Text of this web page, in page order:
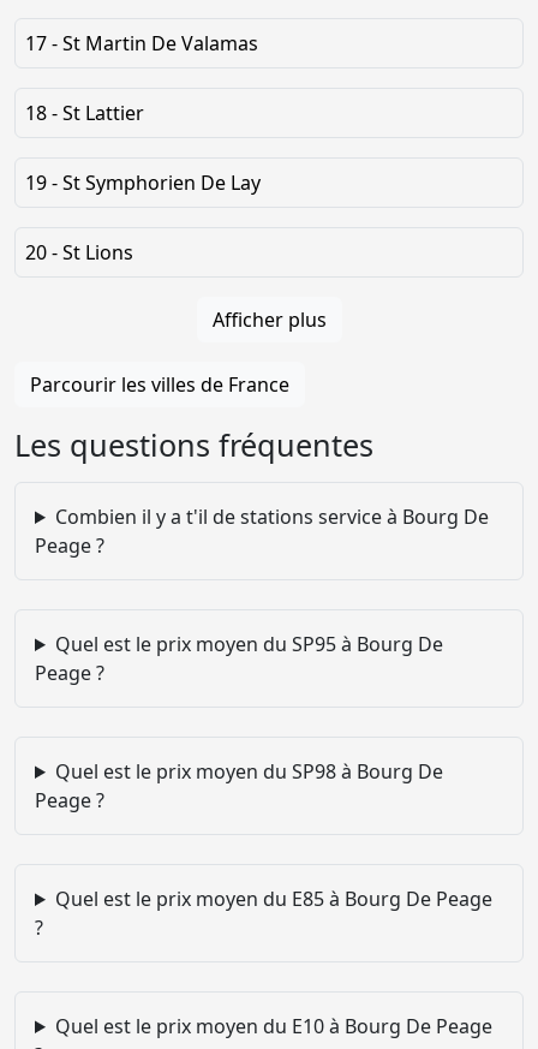
17 - St Martin De Valamas
18 - St Lattier
19 - St Symphorien De Lay
20 - St Lions
Afficher plus
Parcourir les villes de France
Les questions fréquentes
Combien il y a t'il de stations service à Bourg De
Peage ?
Quel est le prix moyen du SP95 à Bourg De
Peage ?
Quel est le prix moyen du SP98 à Bourg De
Peage ?
Quel est le prix moyen du E85 à Bourg De Peage
?
Quel est le prix moyen du E10 à Bourg De Peage